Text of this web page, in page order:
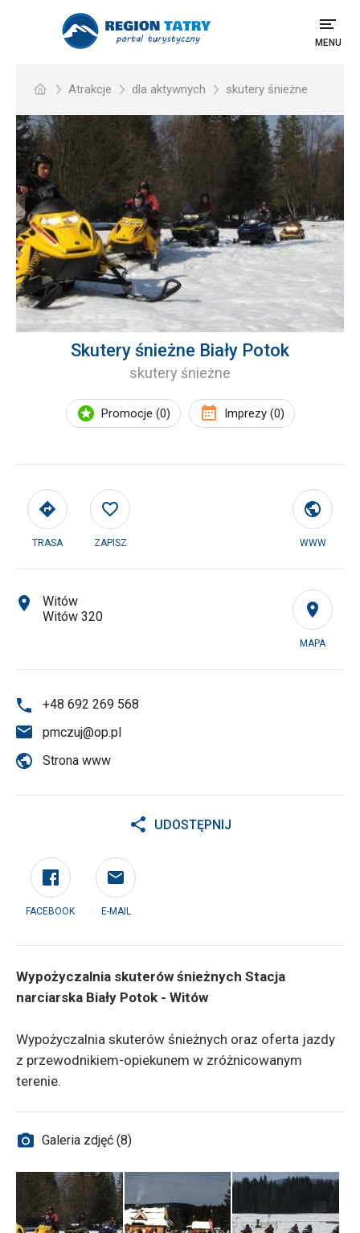
MENU
Atrakcje dla aktywnych skutery śnieżne
Skutery śnieżne Biały Potok
skutery śnieżne
Promocje (0) Imprezy (0)
TRASA ZAPISZ WWW
MAPA
Witów
Witów 320
+48 692 269 568
pmczuj@op.pl
Strona www
UDOSTĘPNIJ
FACEBOOK E-MAIL
Wypożyczalnia skuterów śnieżnych Stacja
narciarska Biały Potok - Witów
Wypożyczalnia skuterów śnieżnych oraz oferta jazdy
z przewodnikiem-opiekunem w zróżnicowanym
terenie.
Galeria zdjęć (8)